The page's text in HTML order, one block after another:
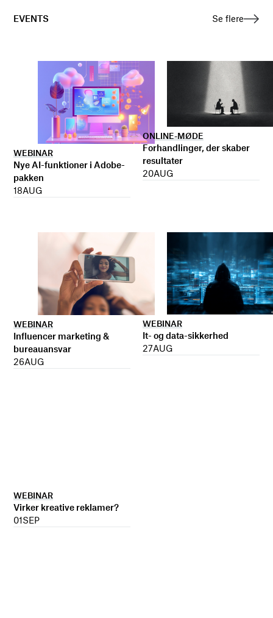
EVENTS Se flere
WEBINAR
Nye AI-funktioner i Adobe-
pakken
18AUG
ONLINE-MØDE
Forhandlinger, der skaber
resultater
20AUG
WEBINAR
Influencer marketing &
bureauansvar
26AUG
WEBINAR
It- og data-sikkerhed
27AUG
WEBINAR
Virker kreative reklamer?
01SEP